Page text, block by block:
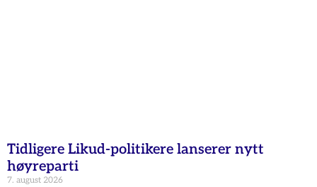
Tidligere Likud-politikere lanserer nytt
høyreparti
7. august 2026